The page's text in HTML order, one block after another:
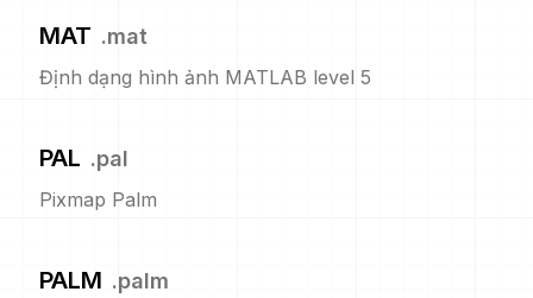
MAT .mat
Định dạng hình ảnh MATLAB level 5
PAL .pal
Pixmap Palm
PALM .palm